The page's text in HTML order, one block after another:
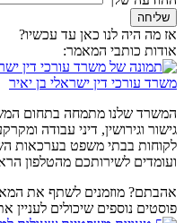
שליחה
אז מה היה לנו כאן עד עכשיו?
אודות כותבי המאמר:
משרד עורכי דין ישראלי בן יאיר
המשרד שלנו מתמחה בתחום
גישור וגירושין, דיני עבודה
לקוחות בבתי משפט בערכאות
ועומדים לשירותכם מהטלפון
אהבתם? מוזמנים לשתף את
פוסטים נוספים שיכולים לעניין